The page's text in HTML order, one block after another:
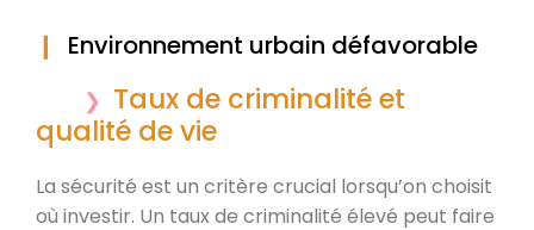
Environnement urbain défavorable
Taux de criminalité et
qualité de vie
La sécurité est un critère crucial lorsqu’on choisit
où investir. Un taux de criminalité élevé peut faire